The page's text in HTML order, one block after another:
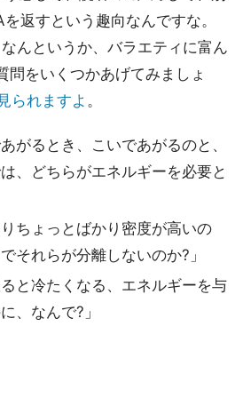
返すという趣向なんですな。
んというか、バラエティに富ん
問をいくつかあげてみましょ
られますよ 。
がるとき、こいであがるのと、
、どちらがエネルギーを必要と
りちょっとばかり密度が高いの
それらが分離しないのか?」
ると冷たくなる、エネルギーを与
、なんで?」